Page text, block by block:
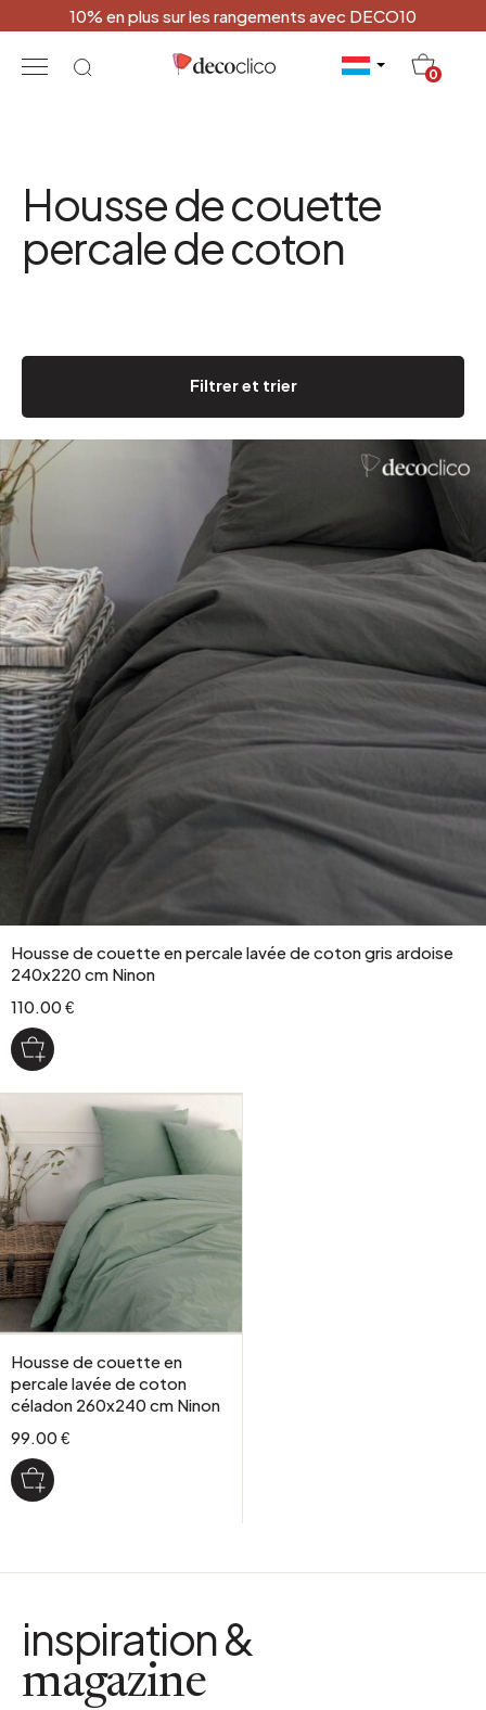
10% en plus sur les rangements avec DECO10
0
Housse de couette
percale de coton
Filtrer et trier
Housse de couette en percale lavée de coton gris ardoise
240x220 cm Ninon
110.00 €
Housse de couette en
percale lavée de coton
céladon 260x240 cm Ninon
99.00 €
inspiration &
magazine